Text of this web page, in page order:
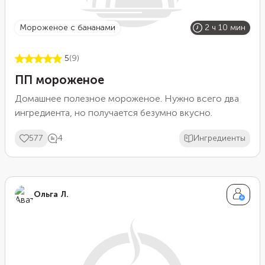
мороженое с бананами 2 ч 10 мин
5(9)
ПП мороженое
Домашнее полезное мороженое. Нужно всего два
ингредиента, но получается безумно вкусно.
577 4 Ингредиенты
Ольга Л.